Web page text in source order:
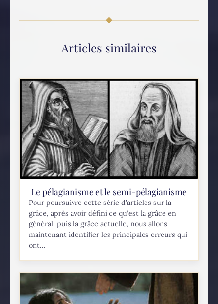
Articles similaires
Le pélagianisme et le semi-pélagianisme
Pour poursuivre cette série d’articles sur la
grâce, après avoir défini ce qu’est la grâce en
général, puis la grâce actuelle, nous allons
maintenant identifier les principales erreurs qui
ont...